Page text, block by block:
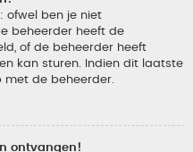
ofwel ben je niet
beheerder heeft de
of de beheerder heeft
kan sturen. Indien dit laatste
de beheerder.
ontvangen!